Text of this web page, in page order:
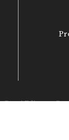
Editore -